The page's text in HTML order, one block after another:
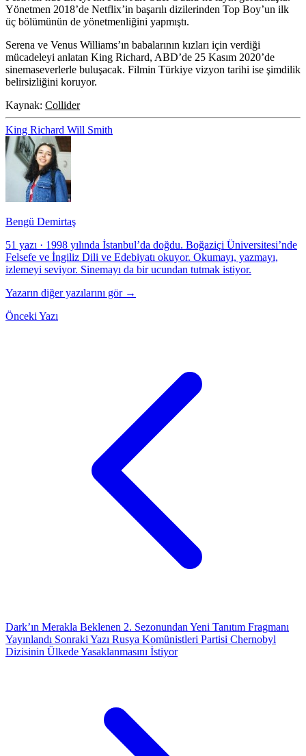
Yönetmen 2018’de Netflix’in başarılı dizilerinden Top Boy’un ilk
üç bölümünün de yönetmenliğini yapmıştı.
Serena ve Venus Williams’ın babalarının kızları için verdiği
mücadeleyi anlatan King Richard, ABD’de 25 Kasım 2020’de
sinemaseverlerle buluşacak. Filmin Türkiye vizyon tarihi ise şimdilik
belirsizliğini koruyor.
Kaynak: Collider
King Richard Will Smith
Bengü Demirtaş
51 yazı · 1998 yılında İstanbul’da doğdu. Boğaziçi Üniversitesi’nde
Felsefe ve İngiliz Dili ve Edebiyatı okuyor. Okumayı, yazmayı,
izlemeyi seviyor. Sinemayı da bir ucundan tutmak istiyor.
Yazarın diğer yazılarını gör →
Önceki Yazı
Dark’ın Merakla Beklenen 2. Sezonundan Yeni Tanıtım Fragmanı
Yayınlandı Sonraki Yazı Rusya Komünistleri Partisi Chernobyl
Dizisinin Ülkede Yasaklanmasını İstiyor